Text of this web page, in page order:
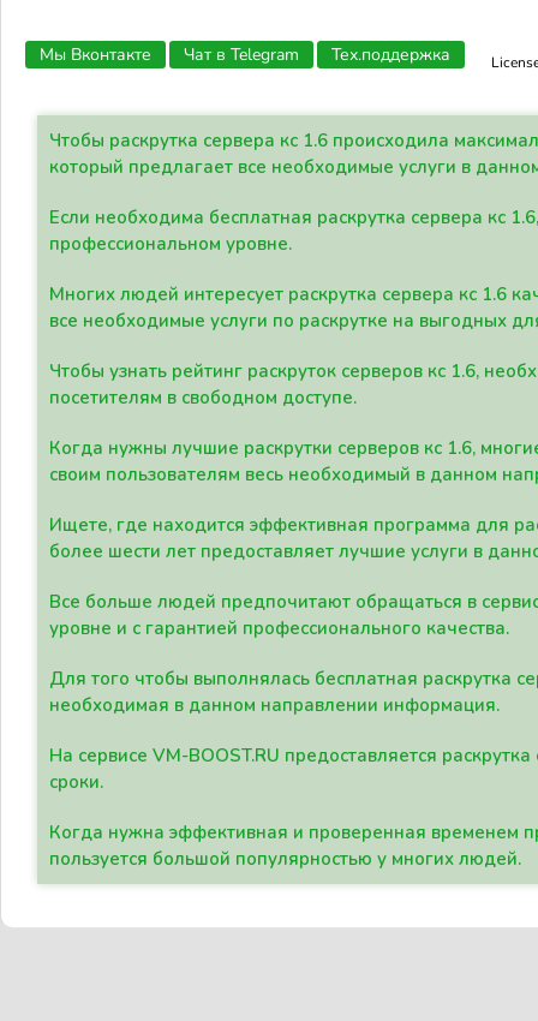
Мы Вконтакте Чат в Telegram Тех.поддержка
Чтобы раскрутка сервера кс 1.6 происходила
который предлагает все необходимые услуги в
Если необходима бесплатная раскрутка сервера кс
профессиональном уровне.
Многих людей интересует раскрутка сервера кс 1.6
все необходимые услуги по раскрутке на выгодных
Чтобы узнать рейтинг раскруток серверов кс 1.6,
посетителям в свободном доступе.
Когда нужны лучшие раскрутки серверов кс 1.6,
своим пользователям весь необходимый в данном
Ищете, где находится эффективная программа для
более шести лет предоставляет лучшие услуги в
Все больше людей предпочитают обращаться в
уровне и с гарантией профессионального качества.
Для того чтобы выполнялась бесплатная раскрутка
необходимая в данном направлении информация.
На сервисе VM-BOOST.RU предоставляется
сроки.
Когда нужна эффективная и проверенная временем
пользуется большой популярностью у многих людей.